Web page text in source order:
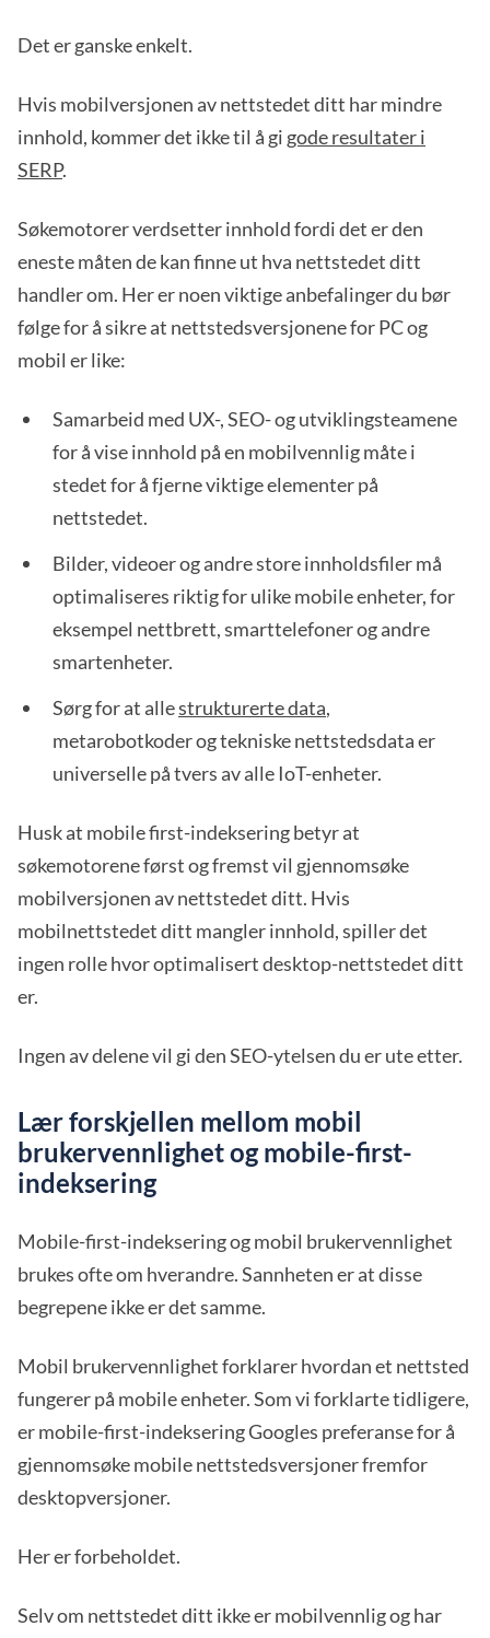
Det er ganske enkelt.
Hvis mobilversjonen av nettstedet ditt har mindre
innhold, kommer det ikke til å gigode resultater i
SERP.
Søkemotorer verdsetter innhold fordi det er den
eneste måten de kan finne ut hva nettstedet ditt
handler om. Her er noen viktige anbefalinger du bør
følge for å sikre at nettstedsversjonene for PC og
mobil er like:
Samarbeid med UX-, SEO- og utviklingsteamene
for å vise innhold på en mobilvennlig måte i
stedet for å fjerne viktige elementer på
nettstedet.
Bilder, videoer og andre store innholdsfiler må
optimaliseres riktig for ulike mobile enheter, for
eksempel nettbrett, smarttelefoner og andre
smartenheter.
Sørg for at allestrukturerte data,
metarobotkoder og tekniske nettstedsdata er
universelle på tvers av alle IoT-enheter.
Husk at mobile first-indeksering betyr at
søkemotorene først og fremst vil gjennomsøke
mobilversjonen av nettstedet ditt. Hvis
mobilnettstedet ditt mangler innhold, spiller det
ingen rolle hvor optimalisert desktop-nettstedet ditt
er.
Ingen av delene vil gi den SEO-ytelsen du er ute etter.
Lær forskjellen mellom mobil
brukervennlighet og mobile-first-
indeksering
Mobile-first-indeksering og mobil brukervennlighet
brukes ofte om hverandre. Sannheten er at disse
begrepene ikke er det samme.
Mobil brukervennlighet forklarer hvordan et nettsted
fungerer på mobile enheter. Som vi forklarte tidligere,
er mobile-first-indeksering Googles preferanse for å
gjennomsøke mobile nettstedsversjoner fremfor
desktopversjoner.
Her er forbeholdet.
Selv om nettstedet ditt ikke er mobilvennlig og har